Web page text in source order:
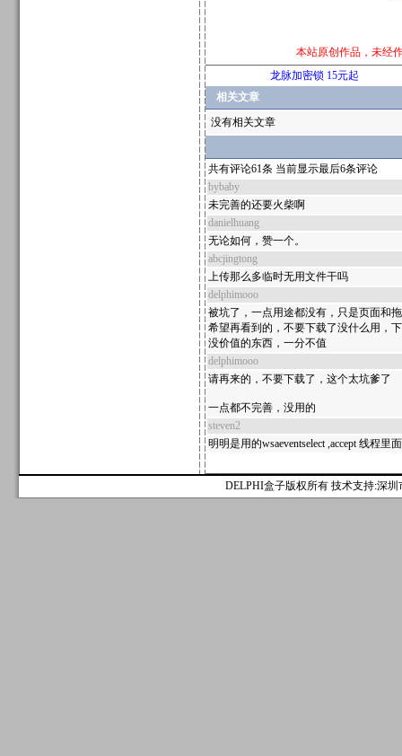
本站原创作品，未经
龙脉加密锁 15元起
相关文章
没有相关文章
共有评论61条 当前显示最后6条评论
bybaby
未完善的还要火柴啊
danielhuang
无论如何，赞一个。
abcjingtong
上传那么多临时无用文件干吗
delphimooo
被坑了，一点用途都没有，只是页面和
希望再看到的，不要下载了没什么用，
没价值的东西，一分不值
delphimooo
请再来的，不要下载了，这个太坑爹了
一点都不完善，没用的
steven2
明明是用的wsaeventselect ,accept 线程
DELPHI盒子版权所有 技术支持:深